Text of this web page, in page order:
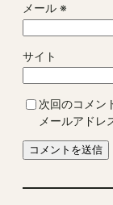
メール ※
サイト
次回のコメン
メールアドレ